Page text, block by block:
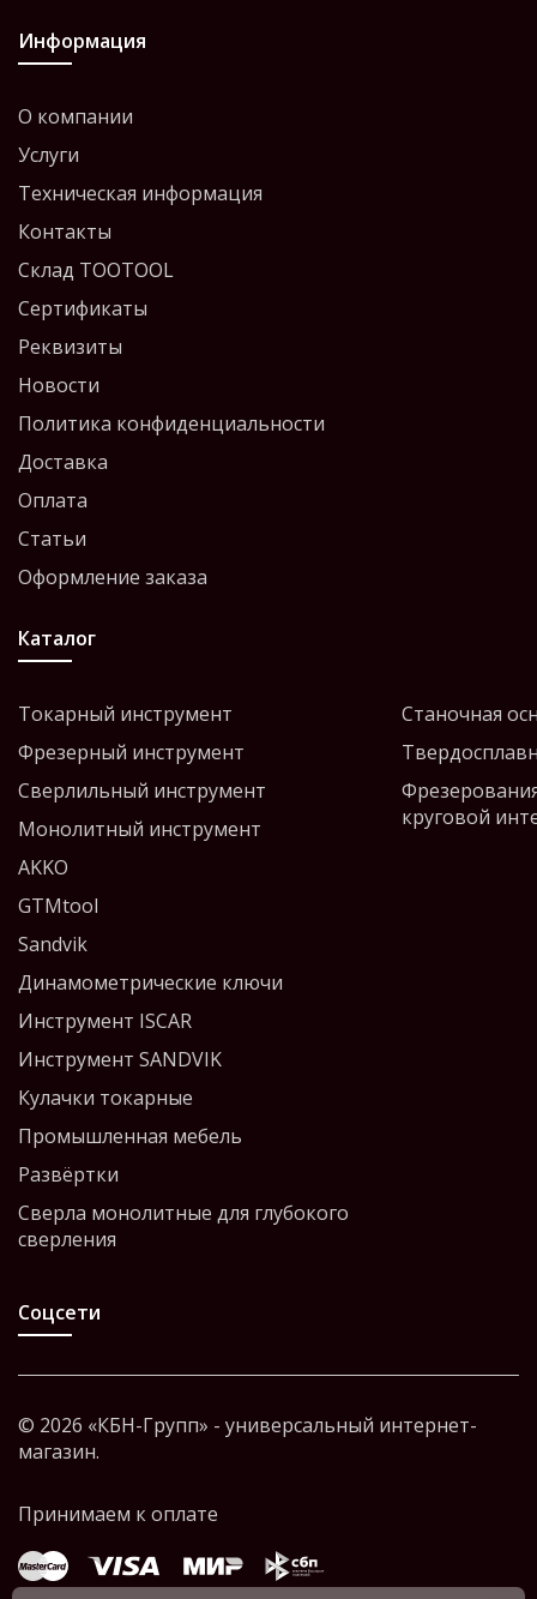
Информация
О компании
Услуги
Техническая информация
Контакты
Склад TOOTOOL
Сертификаты
Реквизиты
Новости
Политика конфиденциальности
Доставка
Оплата
Статьи
Оформление заказа
Каталог
Токарный инструмент
Фрезерный инструмент
Сверлильный инструмент
Монолитный инструмент
AKKO
GTMtool
Sandvik
Динамометрические ключи
Инструмент ISCAR
Инструмент SANDVIK
Кулачки токарные
Промышленная мебель
Развёртки
Сверла монолитные для глубокого
сверления
Станочная
круговой
Соцсети
© 2026 «КБН-Групп» - универсальный интернет-
магазин.